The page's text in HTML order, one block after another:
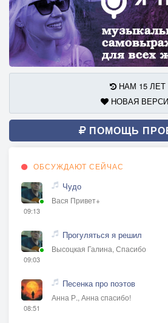
НАМ 15 ЛЕТ
НОВАЯ
ПОМОЩЬ
ОБСУЖДАЮТ СЕЙЧАС
09:13
Чудо
Вася Привет+
09:03
Прогуляться я решил
Высоцкая Галина, Спасибо
08:51
Песенка про поэтов
Анна Р., Анна спасибо!